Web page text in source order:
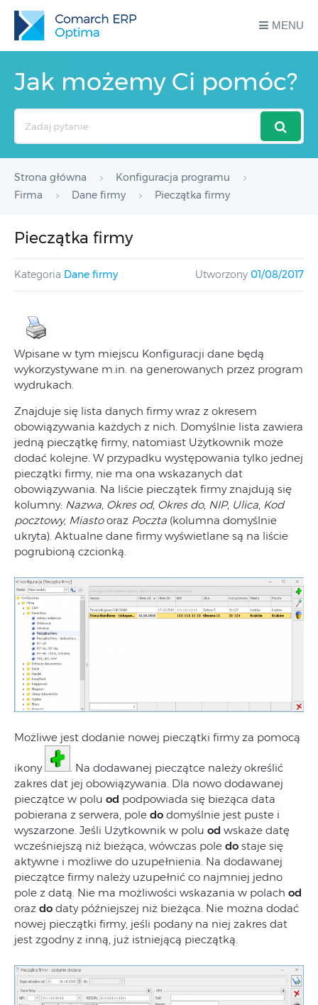
MENU
Jak możemy Ci pomóc?
Strona główna
Konfiguracja programu
Firma
Dane firmy Pieczątka firmy
Pieczątka firmy
Kategoria Dane firmy Utworzony 01/08/2017
Wpisane w tym miejscu Konfiguracji dane będą
wykorzystywane m.in. na generowanych przez program
wydrukach.
Znajduje się lista danych firmy wraz z okresem
obowiązywania każdych z nich. Domyślnie lista zawiera
jedną pieczątkę firmy, natomiast Użytkownik może
dodać kolejne. W przypadku występowania tylko jednej
pieczątki firmy, nie ma ona wskazanych dat
obowiązywania. Na liście pieczątek firmy znajdują się
kolumny: Nazwa, Okres od, Okres do, NIP, Ulica, Kod
pocztowy, Miastooraz Poczta (kolumna domyślnie
ukryta). Aktualne dane firmy wyświetlane są na liście
pogrubioną czcionką.
Możliwe jest dodanie nowej pieczątki firmy za pomocą
ikony
. Na dodawanej pieczątce należy określić
zakres dat jej obowiązywania. Dla nowo dodawanej
pieczątce w polu od podpowiada się bieżąca data
pobierana z serwera, pole do domyślnie jest puste i
wyszarzone. Jeśli Użytkownik w polu od wskaże datę
wcześniejszą niż bieżąca, wówczas pole do staje się
aktywne i możliwe do uzupełnienia. Na dodawanej
pieczątce firmy należy uzupełnić co najmniej jedno
pole z datą. Nie ma możliwości wskazania w polach od
oraz do daty późniejszej niż bieżąca. Nie można dodać
nowej pieczątki firmy, jeśli podany na niej zakres dat
jest zgodny z inną, już istniejącą pieczątką.